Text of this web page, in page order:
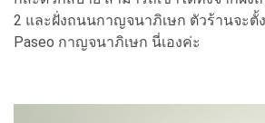
2 และฝั่งถนนกาญจนาภิเษก ตัวร้านจะตั้
Paseo กาญจนาภิเษก นี่เองค่ะ